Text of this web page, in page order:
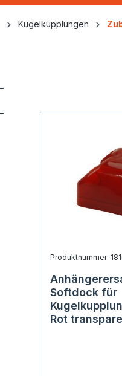
Kugelkupplungen
Produktnummer:
Softdock für
Rot